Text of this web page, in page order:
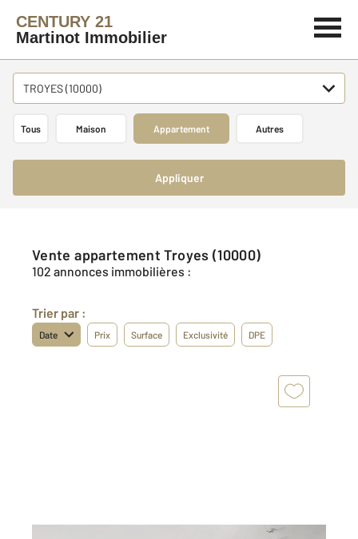
CENTURY 21
Martinot Immobilier
TROYES (10000)
Tous Maison Appartement Autres
Appliquer
Vente appartement Troyes (10000)
102 annonces immobilières :
Trier par :
Date Prix Surface Exclusivité DPE